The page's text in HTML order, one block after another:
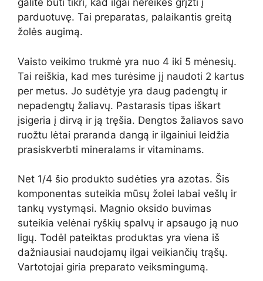
galite būti tikri, kad ilgai nereikės grįžti į
parduotuvę. Tai preparatas, palaikantis greitą
žolės augimą.
Vaisto veikimo trukmė yra nuo 4 iki 5 mėnesių.
Tai reiškia, kad mes turėsime jį naudoti 2 kartus
per metus. Jo sudėtyje yra daug padengtų ir
nepadengtų žaliavų. Pastarasis tipas iškart
įsigeria į dirvą ir ją tręšia. Dengtos žaliavos savo
ruožtu lėtai praranda dangą ir ilgainiui leidžia
prasiskverbti mineralams ir vitaminams.
Net 1/4 šio produkto sudėties yra azotas. Šis
komponentas suteikia mūsų žolei labai vešlų ir
tankų vystymąsi. Magnio oksido buvimas
suteikia velėnai ryškių spalvų ir apsaugo ją nuo
ligų. Todėl pateiktas produktas yra viena iš
dažniausiai naudojamų ilgai veikiančių trąšų.
Vartotojai giria preparato veiksmingumą.